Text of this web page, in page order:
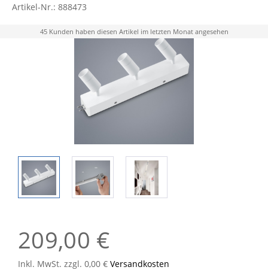
Artikel-Nr.: 888473
45 Kunden haben diesen Artikel im letzten Monat angesehen
209,00 €
Inkl. MwSt. zzgl. 0,00 € Versandkosten